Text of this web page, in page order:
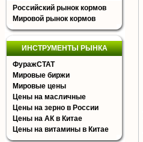
Российский рынок кормов
Мировой рынок кормов
ИНСТРУМЕНТЫ РЫНКА
ФуражСТАТ
Мировые биржи
Мировые цены
Цены на масличные
Цены на зерно в России
Цены на АК в Китае
Цены на витамины в Китае